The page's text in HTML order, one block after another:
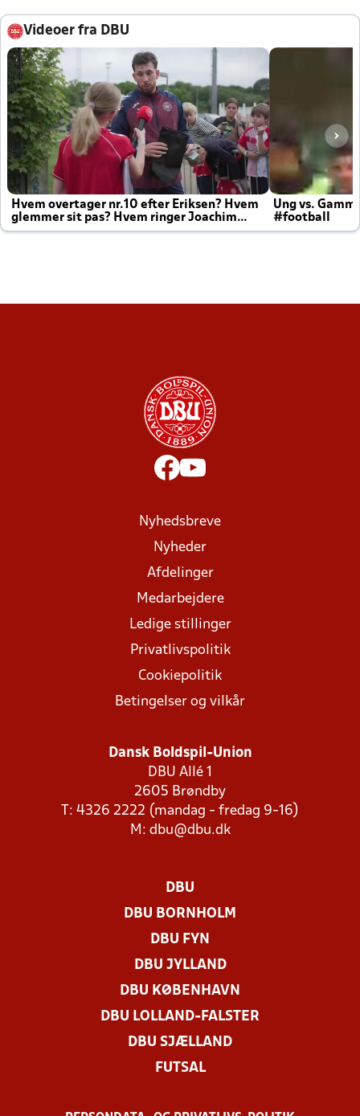
Videoer fra DBU
Hvem overtager nr.10 efter Eriksen? Hvem
glemmer sit pas? Hvem ringer Joachim
altid til efter kampe?
Ung vs.
#football
Nyhedsbreve
Nyheder
Afdelinger
Medarbejdere
Ledige stillinger
Privatlivspolitik
Cookiepolitik
Betingelser og vilkår
Dansk Boldspil-Union
DBU Allé 1
2605 Brøndby
T: 4326 2222 (mandag - fredag 9-16)
M: dbu@dbu.dk
DBU
DBU BORNHOLM
DBU FYN
DBU JYLLAND
DBU KØBENHAVN
DBU LOLLAND-FALSTER
DBU SJÆLLAND
FUTSAL